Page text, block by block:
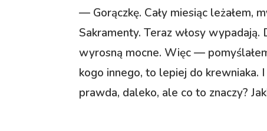
— Gorączkę. Cały miesiąc leżałem,
Sakramenty. Teraz włosy wypadają.
wyrosną mocne. Więc —
kogo innego, to lepiej do krewniaka.
prawda, daleko, ale co to znaczy?